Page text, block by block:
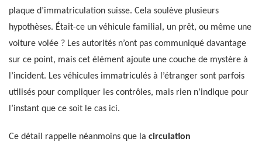
plaque d’immatriculation suisse. Cela soulève plusieurs
hypothèses. Était-ce un véhicule familial, un prêt, ou même une
voiture volée ? Les autorités n’ont pas communiqué davantage
sur ce point, mais cet élément ajoute une couche de mystère à
l’incident. Les véhicules immatriculés à l’étranger sont parfois
utilisés pour compliquer les contrôles, mais rien n’indique pour
l’instant que ce soit le cas ici.
Ce détail rappelle néanmoins que la circulation